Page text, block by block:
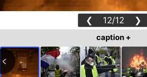
❮ 12/12 ❯
caption +